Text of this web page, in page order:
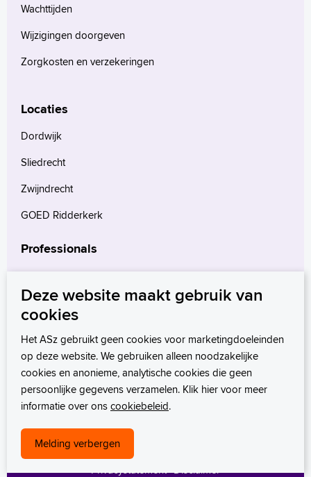
Wachttijden
Wijzigingen doorgeven
Zorgkosten en verzekeringen
Locaties
Dordwijk
Sliedrecht
Zwijndrecht
GOED Ridderkerk
Professionals
Verwijzers
Wetenschappelijk onderzoek
Privacystatement Disclaimer
Deze website maakt gebruik van
cookies
Het ASz gebruikt geen cookies voor marketingdoeleinden
op deze website. We gebruiken alleen noodzakelijke
cookies en anonieme, analytische cookies die geen
persoonlijke gegevens verzamelen. Klik hier voor meer
informatie over onscookiebeleid.
Melding verbergen